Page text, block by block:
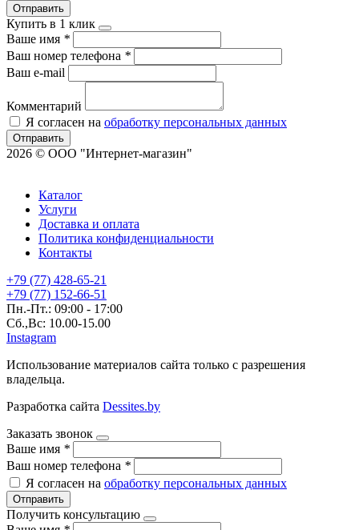
Отправить
Купить в 1 клик
Ваше имя *
Ваш номер телефона *
Ваш e-mail
Комментарий
Я согласен на обработку персональных данных
Отправить
2026 © ООО "Интернет-магазин"
Каталог
Услуги
Доставка и оплата
Политика конфиденциальности
Контакты
+79 (77) 428-65-21
+79 (77) 152-66-51
Пн.-Пт.: 09:00 - 17:00
Сб.,Вс: 10.00-15.00
Instagram
Использование материалов сайта только с разрешения
владельца.
Разработка сайта Dessites.by
Заказать звонок
Ваше имя *
Ваш номер телефона *
Я согласен на обработку персональных данных
Отправить
Получить консультацию